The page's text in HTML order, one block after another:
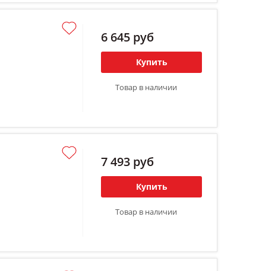
6 645 руб
Купить
Товар в наличии
7 493 руб
Купить
Товар в наличии